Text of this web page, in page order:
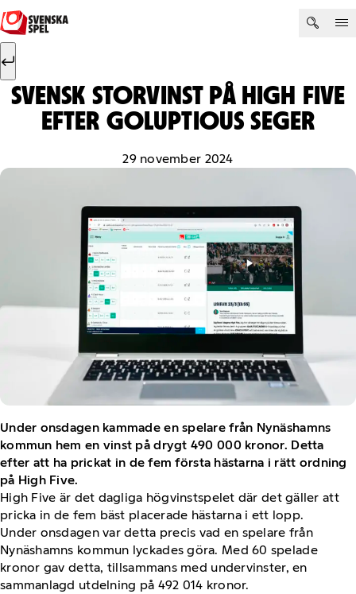
Hoppa till innehåll
Sök efter:
SVENSK STORVINST PÅ HIGH FIVE
EFTER GOLUPTIOUS SEGER
29 november 2024
Under onsdagen kammade en spelare från Nynäshamns
kommun hem en vinst på drygt 490 000 kronor. Detta
efter att ha prickat in de fem första hästarna i rätt ordning
på High Five.
High Five är det dagliga högvinstspelet där det gäller att
pricka in de fem bäst placerade hästarna i ett lopp.
Under onsdagen var detta precis vad en spelare från
Nynäshamns kommun lyckades göra. Med 60 spelade
kronor gav detta, tillsammans med undervinster, en
sammanlagd utdelning på 492 014 kronor.